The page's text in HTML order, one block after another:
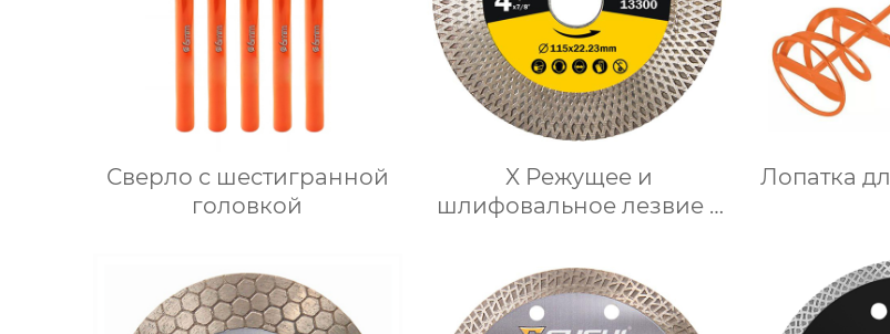
Сверло с шестигранной
головкой
X Режущее и
шлифовальное лезвие с
Лопатка